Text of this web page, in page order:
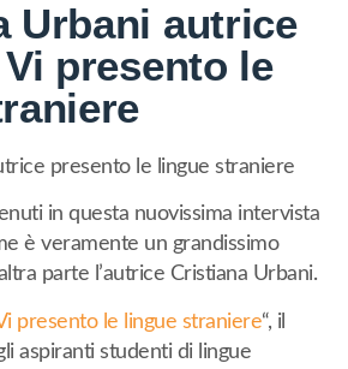
Urbani autrice
presento le
presento le lingue straniere
in questa nuovissima intervista
è veramente un grandissimo
parte l’autrice Cristiana Urbani.
presento le lingue straniere“, il
aspiranti studenti di lingue